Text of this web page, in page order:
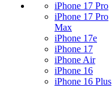
iPhone 17 Pro
iPhone 17 Pro
Max
iPhone 17e
iPhone 17
iPhone Air
iPhone 16
iPhone 16 Plus